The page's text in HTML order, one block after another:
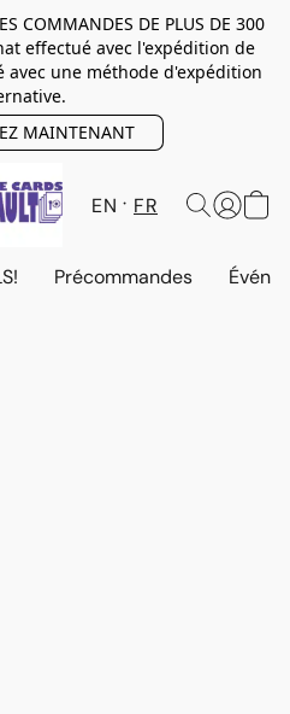
COMMANDES DE PLUS DE 300
effectué avec l'expédition de
avec une méthode d'expédition
MAINTENANT
EN FR
Précommandes